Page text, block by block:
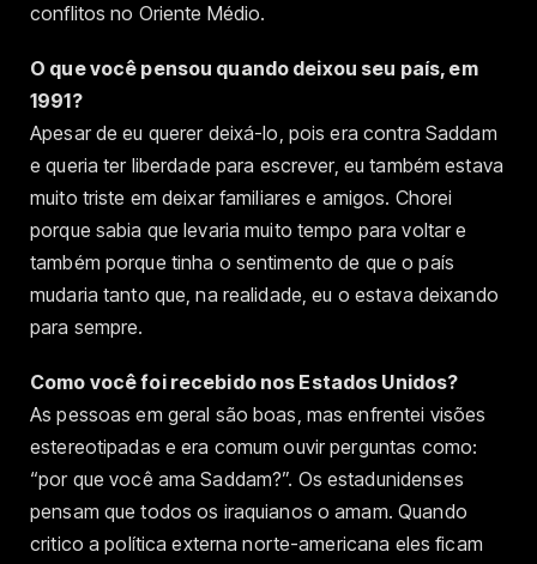
conflitos no Oriente Médio.
O que você pensou quando deixou seu país, em
1991?
Apesar de eu querer deixá-lo, pois era contra Saddam
e queria ter liberdade para escrever, eu também estava
muito triste em deixar familiares e amigos. Chorei
porque sabia que levaria muito tempo para voltar e
também porque tinha o sentimento de que o país
mudaria tanto que, na realidade, eu o estava deixando
para sempre.
Como você foi recebido nos Estados Unidos?
As pessoas em geral são boas, mas enfrentei visões
estereotipadas e era comum ouvir perguntas como:
“por que você ama Saddam?”. Os estadunidenses
pensam que todos os iraquianos o amam. Quando
critico a política externa norte-americana eles ficam